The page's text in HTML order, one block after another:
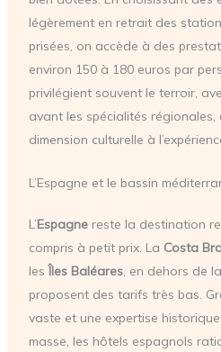
légèrement en retrait des
prisées, on accède à des
environ 150 à 180 euros par
privilégient souvent le terroir,
avant les spécialités régionales,
dimension culturelle à
L’Espagne et le bassin
L’Espagnereste la destination
compris à petit prix. La Costa
lesÎles Baléares, en dehors de
proposent des tarifs très bas.
vaste et une expertise
masse, les hôtels espagnols